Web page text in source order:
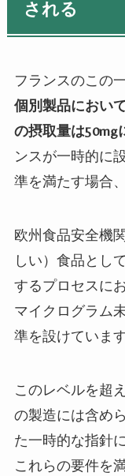
される
フランスのこの
個別製品におい
の摂取量は50mg
ンスが一時的に
準を満たす場合
欧州食品安全機
しい）食品とし
するプロセスに
マイクログラム
準を設けています
このレベルを超
の製造には含め
た一時的な指針
これらの要件を